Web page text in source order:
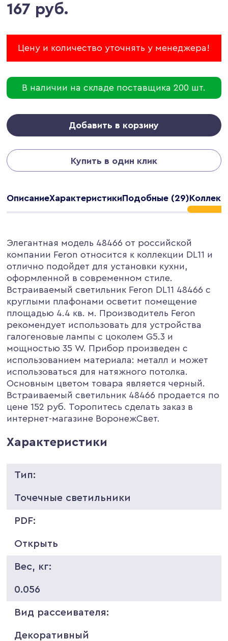
167 руб.
Цену и количество уточнять у менеджера!
В наличии на складе поставщика 200 шт.
Добавить в корзину
Купить в один клик
ОписаниеХарактеристикиПодобные (29)
Элегантная модель 48466 от российской
компании Feron относится к коллекции DL11 и
отлично подойдет для установки кухни,
оформленной в современном стиле.
Встраиваемый светильник Feron DL11 48466 с
круглыми плафонами осветит помещение
площадью 4.4 кв. м. Производитель Feron
рекомендует использовать для устройства
галогеновые лампы с цоколем G5.3 и
мощностью 35 W. Прибор произведен с
использованием материала: металл и может
использоваться для натяжного потолка.
Основным цветом товара является черный.
Встраиваемый светильник 48466 продается по
цене 152 руб. Торопитесь сделать заказ в
интернет-магазине ВоронежСвет.
Характеристики
Тип:
Точечные светильники
PDF:
Открыть
Вес, кг:
0.056
Вид рассеивателя:
Декоративный